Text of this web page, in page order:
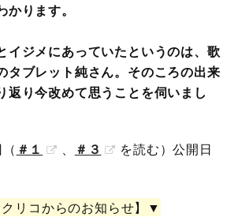
ります。
イジメにあっていたというのは、歌
タブレット純さん。そのころの出来
返り今改めて思うことを伺いまし
＃１ 、 ＃３
を読む）公開日
リコからのお知らせ】▼